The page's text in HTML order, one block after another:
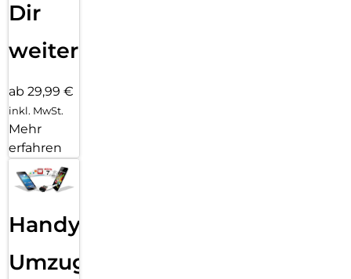
Dir
weiter
ab 29,99 €
inkl. MwSt.
Mehr
erfahren
Handy
Umzug